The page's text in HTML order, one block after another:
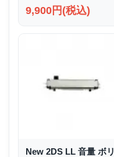
9,900円(税込)
New 2DS LL 音量 ボリ